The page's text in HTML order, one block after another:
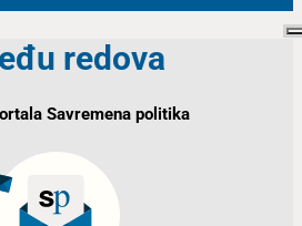
redova
Savremena politika